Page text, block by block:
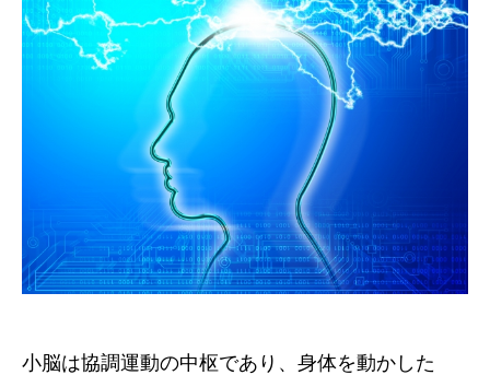
小脳は協調運動の中枢であり、身体を動かした